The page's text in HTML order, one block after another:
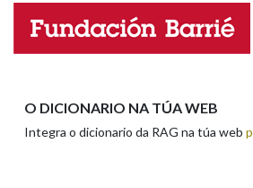
Nome
O DICIONARIO NA TÚA WEB
Integra o dicionario da RAG na túa web